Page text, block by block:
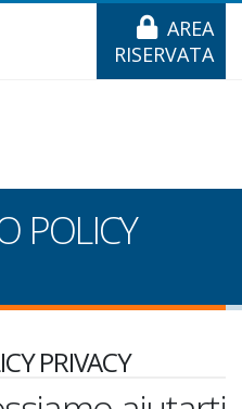
AREA
RISERVATA
POLICY
PRIVACY